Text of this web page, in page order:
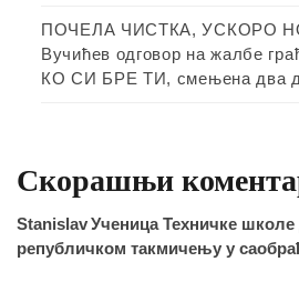
ПОЧЕЛА ЧИСТКА, УСКОРО
Вучићев одговор на жалбе
КО СИ БРЕ ТИ, смењена два
Скорашњи
StanislavУченица Техничке школе
републичком такмичењу у